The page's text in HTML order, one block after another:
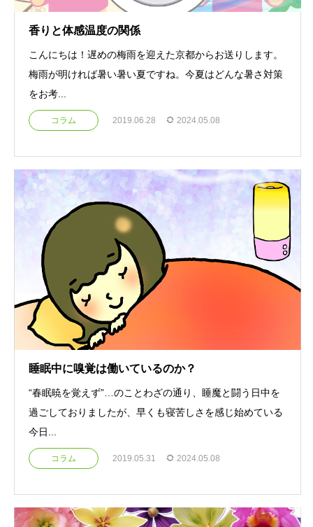
香りと体感温度の関係
こんにちは！遅めの梅雨を迎えた京都からお送りします。
梅雨が明ければ暑い暑い夏ですね。今夏はどんな暑さ対策
をお考...
コラム 2019.06.28 2024.05.08
睡眠中に嗅覚は働いているのか？
“春眠暁を覚えず”…のことわざの通り、睡魔と闘う日中を
過ごしておりましたが、早くも寝苦しさを感じ始めている
今日...
コラム 2019.05.31 2024.05.08